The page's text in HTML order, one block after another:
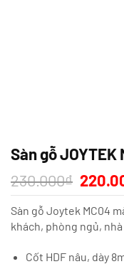
Sàn gỗ JOYTEK
230.000₫ Giá
gốc
là:
Sàn gỗ Joytek MC04
khách, phòng ngủ,
Cốt HDF nâu, dày